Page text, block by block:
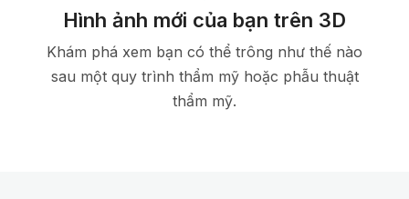
Hình ảnh mới của bạn trên 3D
Khám phá xem bạn có thể trông như thế nào
sau một quy trình thẩm mỹ hoặc phẫu thuật
thẩm mỹ.